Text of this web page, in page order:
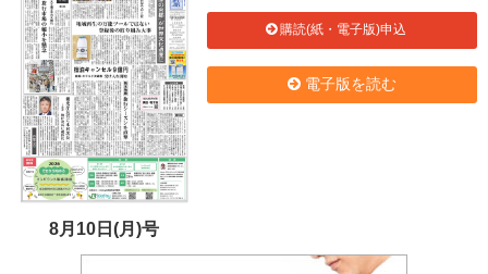
8月10日(月)号
購読(紙・電子版)申込
電子版を読む